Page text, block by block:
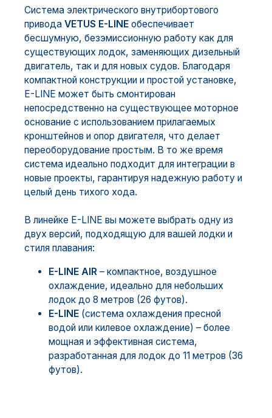
Система электрического внутрибортового
привода VETUS E-LINE обеспечивает
бесшумную, безэмиссионную работу как для
существующих лодок, заменяющих дизельный
двигатель, так и для новых судов. Благодаря
компактной конструкции и простой установке,
E-LINE может быть смонтирован
непосредственно на существующее моторное
основание с использованием прилагаемых
кронштейнов и опор двигателя, что делает
переоборудование простым. В то же время
система идеально подходит для интеграции в
новые проекты, гарантируя надежную работу и
целый день тихого хода.
В линейке E-LINE вы можете выбрать одну из
двух версий, подходящую для вашей лодки и
стиля плавания:
E-LINE AIR – компактное, воздушное
охлаждение, идеально для небольших
лодок до 8 метров (26 футов).
E-LINE (система охлаждения пресной
водой или килевое охлаждение) – более
мощная и эффективная система,
разработанная для лодок до 11 метров (36
футов).